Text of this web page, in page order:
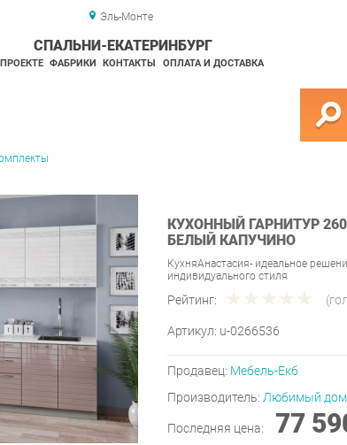
Эль-Монте
СПАЛЬНИ-ЕКАТЕРИНБУРГ
ФАБРИКИ КОНТАКТЫ ОПЛАТА И ДОСТАВКА
КУХОННЫЙ ГАРНИТУР
БЕЛЫЙ КАПУЧИНО
КухняАнастасия- идеальное
индивидуального стиля
Рейтинг:
Артикул: u-0266536
Продавец: Мебель-Екб
Производитель: Любимый дом
Последняя цена: 77